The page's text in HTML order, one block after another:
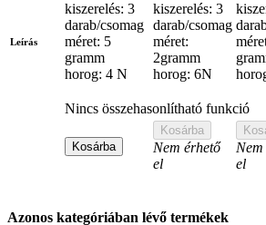
Leírás
kiszerelés: 3
darab/csomag
méret: 5
gramm
horog: 4 N
kiszerelés: 3
darab/csomag
méret:
2gramm
horog: 6N
Nincs összehasonlítható funkció
Kosárba
Kosárba
Nem érhető
el
el
Azonos kategóriában lévő termékek